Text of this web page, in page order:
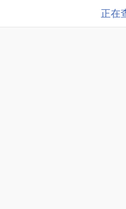
正在